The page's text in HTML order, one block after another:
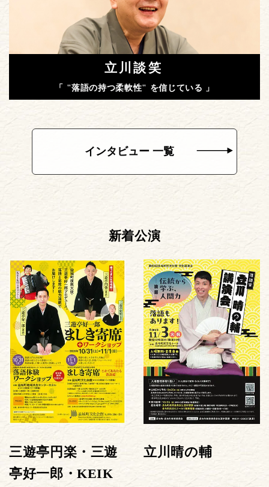
立川談笑
「 "落語の持つ柔軟性" を信じている 」
インタビュー 一覧
新着公演
三遊亭円楽・三遊
亭好一郎・KEIK
立川晴の輔